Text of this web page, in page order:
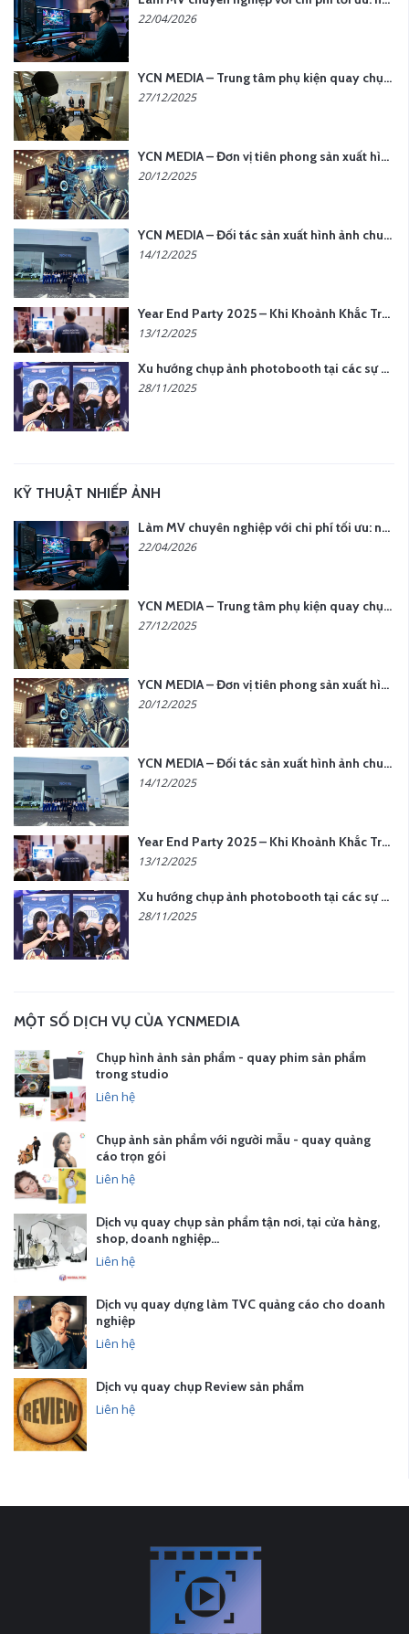
22/04/2026
YCN MEDIA – Trung tâm phụ kiện quay chụp tại Hà Nội
27/12/2025
YCN MEDIA – Đơn vị tiên phong sản xuất hình ảnh & âm thanh bằng AI tại Hà Nội
20/12/2025
YCN MEDIA – Đối tác sản xuất hình ảnh chuyên nghiệp cho doanh nghiệp tại Hà Nội
14/12/2025
Year End Party 2025 – Khi Khoảnh Khắc Trở Thành Dấu Ấn | Gói Ưu Đãi Tháng 12 Từ YCN Media
13/12/2025
Xu hướng chụp ảnh photobooth tại các sự kiện hiện nay
28/11/2025
KỸ THUẬT NHIẾP ẢNH
Làm MV chuyên nghiệp với chi phí tối ưu: nên chọn quay thực tế hay video AI?
22/04/2026
YCN MEDIA – Trung tâm phụ kiện quay chụp tại Hà Nội
27/12/2025
YCN MEDIA – Đơn vị tiên phong sản xuất hình ảnh & âm thanh bằng AI tại Hà Nội
20/12/2025
YCN MEDIA – Đối tác sản xuất hình ảnh chuyên nghiệp cho doanh nghiệp tại Hà Nội
14/12/2025
Year End Party 2025 – Khi Khoảnh Khắc Trở Thành Dấu Ấn | Gói Ưu Đãi Tháng 12 Từ YCN Media
13/12/2025
Xu hướng chụp ảnh photobooth tại các sự kiện hiện nay
28/11/2025
MỘT SỐ DỊCH VỤ CỦA YCNMEDIA
Chụp hình ảnh sản phẩm - quay phim sản phẩm
trong studio
Liên hệ
Chụp ảnh sản phẩm với người mẫu - quay quảng
cáo trọn gói
Liên hệ
Dịch vụ quay chụp sản phẩm tận nơi, tại cửa hàng,
shop, doanh nghiệp…
Liên hệ
Dịch vụ quay dựng làm TVC quảng cáo cho doanh
nghiệp
Liên hệ
Dịch vụ quay chụp Review sản phẩm
Liên hệ